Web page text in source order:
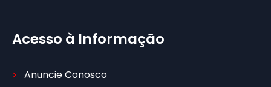
Acesso à Informação
Anuncie Conosco